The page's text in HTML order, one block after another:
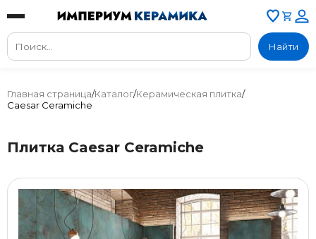
Найти
Главная страница/Каталог/Керамическая плитка/
Caesar Ceramiche
Плитка Caesar Ceramiche